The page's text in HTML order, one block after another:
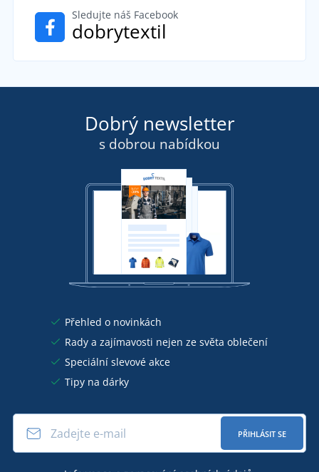
Sledujte náš Facebook
dobrytextil
Dobrý newsletter
s dobrou nabídkou
Přehled o novinkách
Rady a zajímavosti nejen ze světa oblečení
Speciální slevové akce
Tipy na dárky
PŘIHLÁSIT SE